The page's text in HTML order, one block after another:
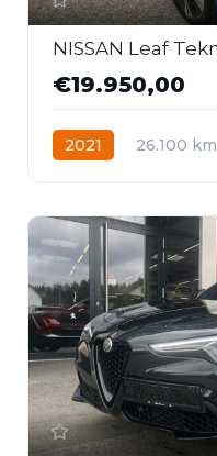
€19.950,00
2021 26.100 km